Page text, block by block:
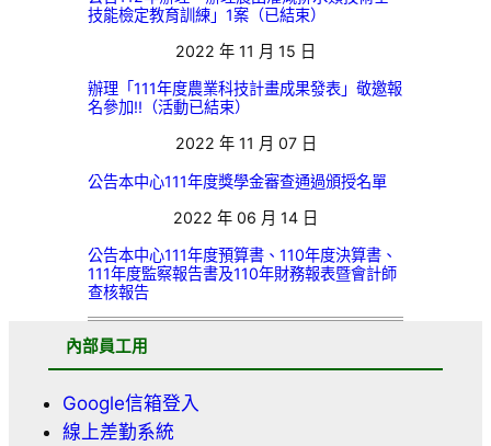
技能檢定教育訓練」1案（已結束）
2022 年 11 月 15 日
辦理「111年度農業科技計畫成果發表」敬邀報
名參加!!（活動已結束）
2022 年 11 月 07 日
公告本中心111年度獎學金審查通過頒授名單
2022 年 06 月 14 日
公告本中心111年度預算書、110年度決算書、
111年度監察報告書及110年財務報表暨會計師
查核報告
內部員工用
Google信箱登入
線上差勤系統